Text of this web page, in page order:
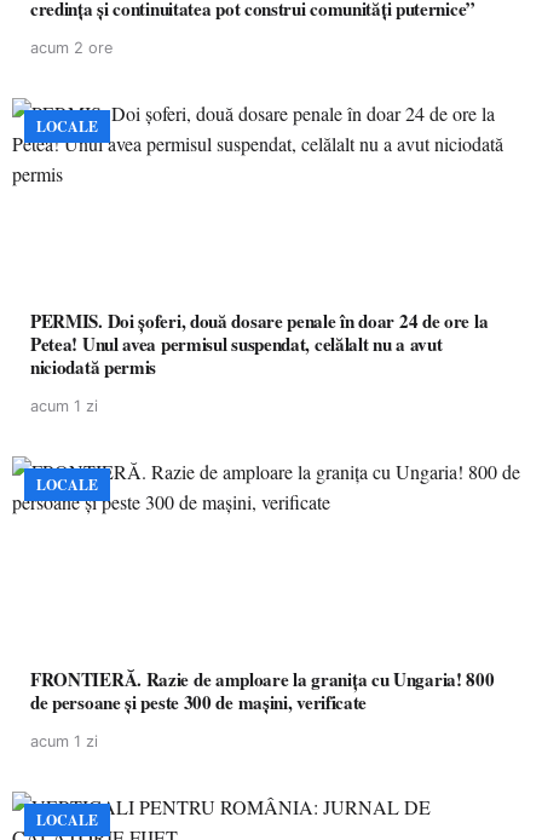
credința și continuitatea pot construi comunități puternice”
acum 2 ore
LOCALE
PERMIS. Doi șoferi, două dosare penale în doar 24 de ore la
Petea! Unul avea permisul suspendat, celălalt nu a avut
niciodată permis
acum 1 zi
LOCALE
FRONTIERĂ. Razie de amploare la granița cu Ungaria! 800
de persoane și peste 300 de mașini, verificate
acum 1 zi
LOCALE